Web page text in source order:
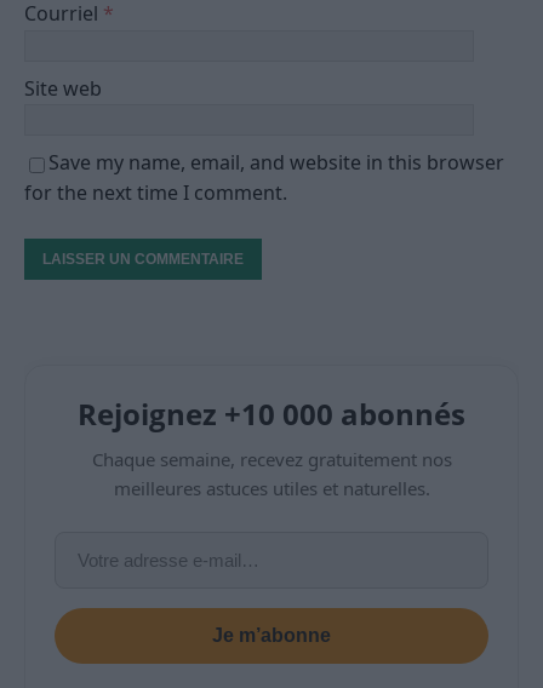
Courriel *
Site web
Save my name, email, and website in this browser
for the next time I comment.
Rejoignez +10 000 abonnés
Chaque semaine, recevez gratuitement nos
meilleures astuces utiles et naturelles.
Je m’abonne